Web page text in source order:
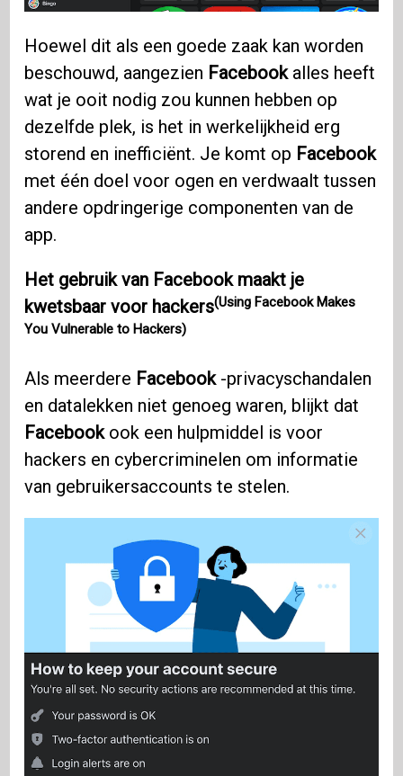
Hoewel dit als een goede zaak kan worden
beschouwd, aangezien Facebookalles heeft
wat je ooit nodig zou kunnen hebben op
dezelfde plek, is het in werkelijkheid erg
storend en inefficiënt. Je komt op Facebook
met één doel voor ogen en verdwaalt tussen
andere opdringerige componenten van de
app.
Het gebruik van Facebook maakt je
kwetsbaar voor hackers(Using Facebook Makes
You Vulnerable to Hackers)
Als meerdere Facebook-privacyschandalen
en datalekken niet genoeg waren, blijkt dat
Facebookook een hulpmiddel is voor
hackers en cybercriminelen om informatie
van gebruikersaccounts te stelen.